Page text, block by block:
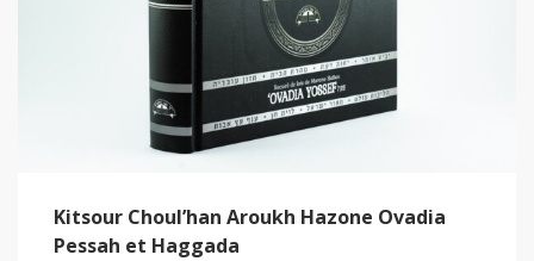
Kitsour Choul’han Aroukh Hazone Ovadia
Pessah et Haggada